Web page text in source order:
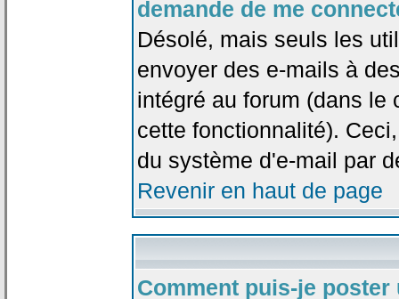
demande de me
Désolé, mais seuls les
envoyer des e-mails à
intégré au forum (dans le
cette fonctionnalité).
du système d'e-mail par
Revenir en haut de page
Comment puis-je